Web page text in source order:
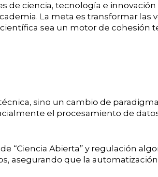
de ciencia, tecnología e
La meta es transformar las
sea un motor de cohesión
sino un cambio de
el procesamiento de
“Ciencia Abierta” y regulación
asegurando que la